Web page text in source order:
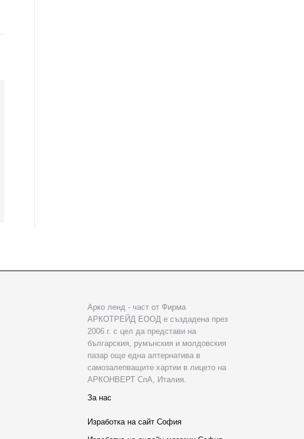
Арко ленд - част от Фирма
АРКОТРЕЙД ЕООД е създадена през
2006 г. с цел да представи на
българския, румънския и молдовския
пазар още една алтернатива в
самозалепващите хартии в лицето на
АРКОНВЕРТ СпА, Италия.
За нас
Изработка на сайт София